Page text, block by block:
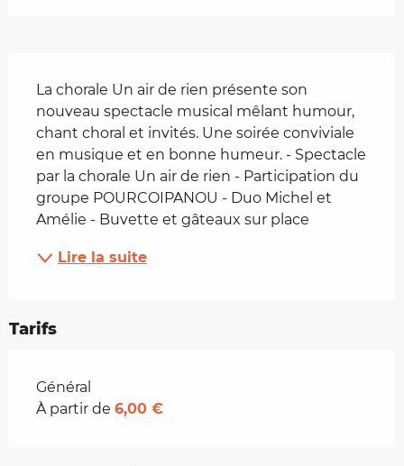
La chorale Un air de rien présente son
nouveau spectacle musical mêlant humour,
chant choral et invités. Une soirée conviviale
en musique et en bonne humeur. - Spectacle
par la chorale Un air de rien - Participation du
groupe POURCOIPANOU - Duo Michel et
Amélie - Buvette et gâteaux sur place
Lire la suite
Tarifs
Tarifs 2026
Général
À partir de 6,00 €